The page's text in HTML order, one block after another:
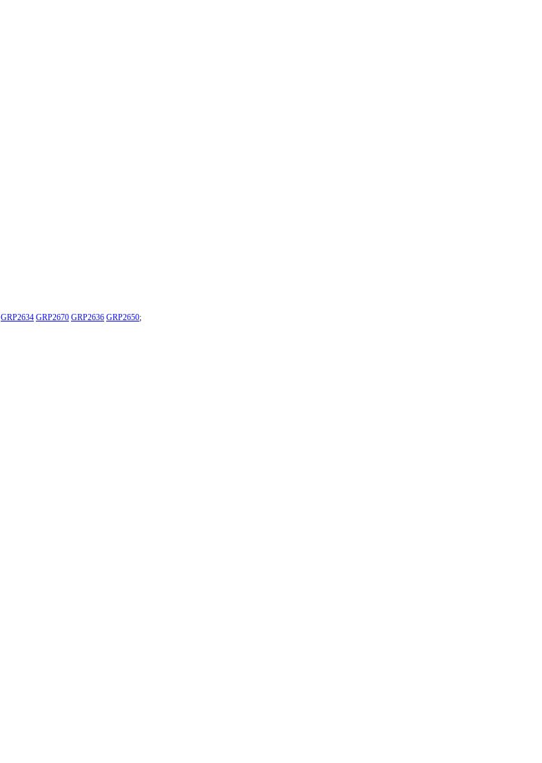
GRP2634 GRP2670 GRP2636 GRP2650;